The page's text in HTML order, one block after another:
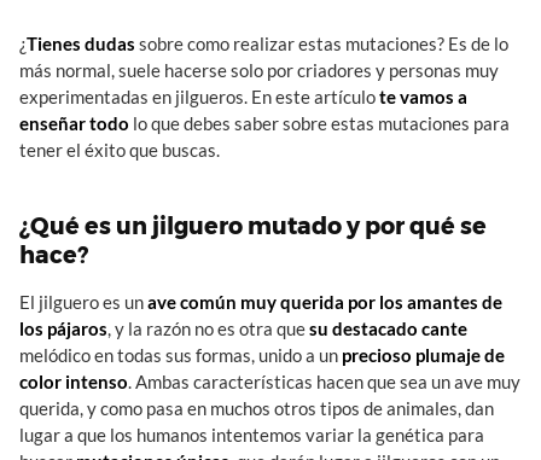
¿Tienes dudas sobre como realizar estas mutaciones? Es de lo
más normal, suele hacerse solo por criadores y personas muy
experimentadas en jilgueros. En este artículote vamos a
enseñar todo lo que debes saber sobre estas mutaciones para
tener el éxito que buscas.
¿Qué es un jilguero mutado y por qué se
hace?
El jilguero es unave común muy querida por los amantes de
los pájaros, y la razón no es otra quesu destacado cante
melódico en todas sus formas, unido a un precioso plumaje de
color intenso. Ambas características hacen que sea un ave muy
querida, y como pasa en muchos otros tipos de animales, dan
lugar a que los humanos intentemos variar la genética para